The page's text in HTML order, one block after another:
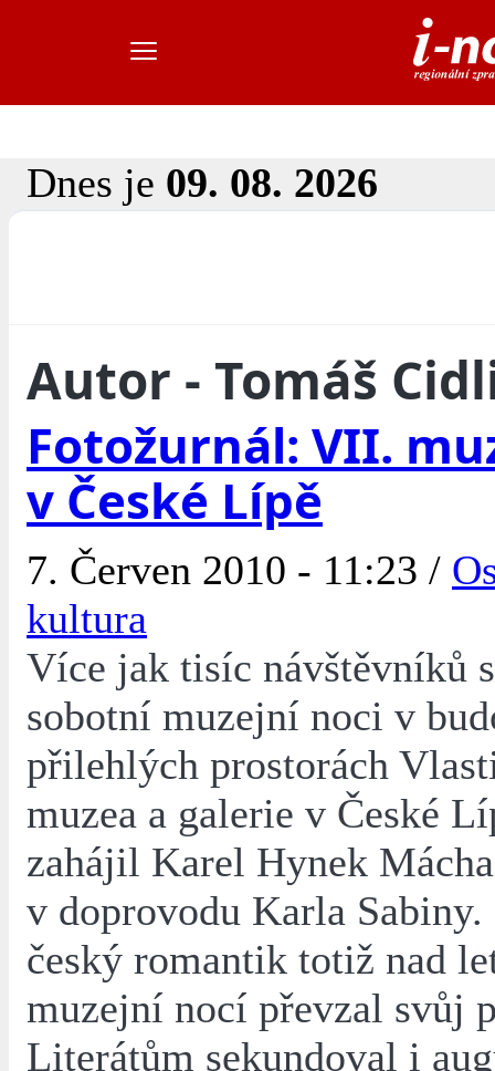
Dnes je 09. 08. 2026
Autor - Tomáš
Fotožurnál: VII.
v České Lípě
7. Červen 2010 - 11:23 /
kultura
Více jak tisíc návštěvníků
sobotní muzejní noci v
přilehlých prostorách
muzea a galerie v České
zahájil Karel Hynek Mácha
v doprovodu Karla
český romantik totiž nad
muzejní nocí převzal svůj
Literátům sekundoval i